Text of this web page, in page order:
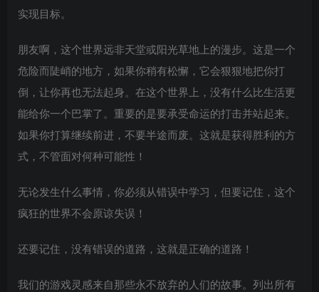
实现目标。
朋友啊，这个世界远非天堂或阳光草地上的漫步。这是一个
危险而陡峭的地方，如果你稍有松懈，它会狠狠地把你打
倒，让你再也无法起身。在这个世界上，没有什么比生活更
能给你一个巴掌了。重要的是要承受命运的打击并站起来。
如果你打算继续前进，不要半途而废。这就是获得胜利的方
式，不管面对何种可能性！
无论发生什么事情，你必须从错误中学习，但要记住，这个
疯狂的世界不会原谅失误！
还要记住，没有错误的道路，这就是正确的道路！
我们的游戏灵感来自那些永不放弃的人们的故事。列出所有